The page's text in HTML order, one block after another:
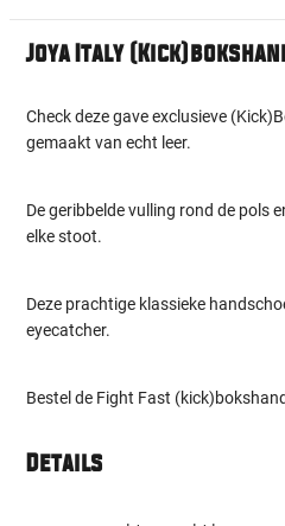
van
de
gallerij
van
de
gallerij
Joya Italy
Check deze gave exclusieve
gemaakt van echt leer.
De geribbelde vulling rond de pols
elke stoot.
Deze prachtige klassieke
eyecatcher.
Bestel de Fight Fast
Details